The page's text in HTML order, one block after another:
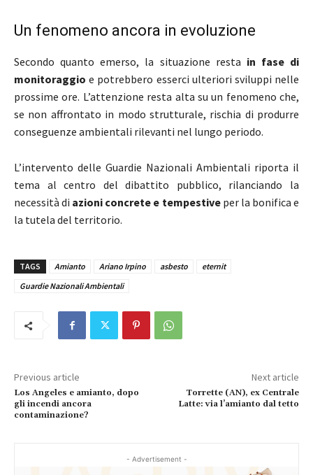
Un fenomeno ancora in evoluzione
Secondo quanto emerso, la situazione resta in fase di
monitoraggio e potrebbero esserci ulteriori sviluppi nelle
prossime ore. L’attenzione resta alta su un fenomeno che,
se non affrontato in modo strutturale, rischia di produrre
conseguenze ambientali rilevanti nel lungo periodo.
L’intervento delle Guardie Nazionali Ambientali riporta il
tema al centro del dibattito pubblico, rilanciando la
necessità di azioni concrete e tempestiveper la bonifica e
la tutela del territorio.
TAGS Amianto Ariano Irpino asbesto
eternit
Guardie Nazionali Ambientali
Previous article
Los Angeles e amianto, dopo
gli incendi ancora
contaminazione?
Next article
Torrette (AN), ex Centrale
Latte: via l’amianto dal tetto
- Advertisement -